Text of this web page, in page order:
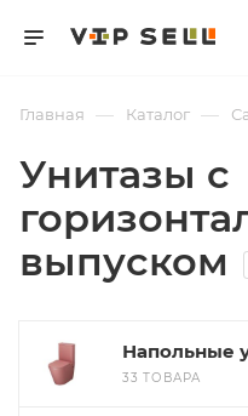
Главная — Каталог —
Унитазы с
выпуском
Напольные
33 ТОВАРА